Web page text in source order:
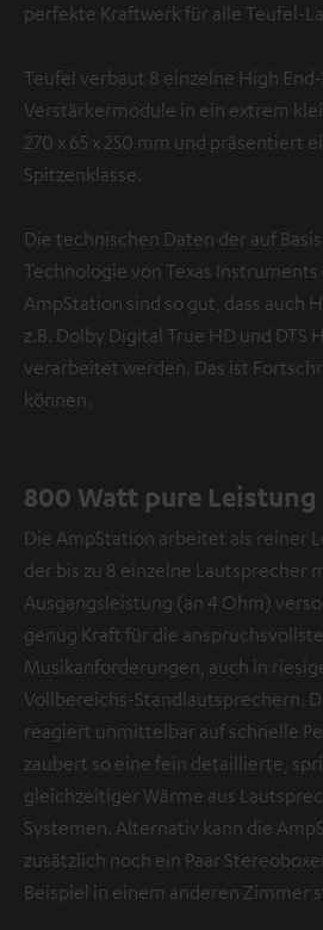
perfekte Kraftwerk für alle Teufel-
Teufel verbaut 8 einzelne High
Verstärkermodule in ein extrem
270 x 65 x 250 mm und präsentiert
Spitzenklasse.
Die technischen Daten der auf
Technologie von Texas
AmpStation sind so gut, dass auch
z.B. Dolby Digital True HD und DTS
verarbeitet werden. Das ist
können.
800 Watt pure Leistung
Die AmpStation arbeitet als reiner
der bis zu 8 einzelne Lautsprecher
Ausgangsleistung (an 4 Ohm)
genug Kraft für die
Musikanforderungen, auch in
Vollbereichs-Standlautsprechern.
reagiert unmittelbar auf schnelle
zaubert so eine fein detaillierte,
gleichzeitiger Wärme aus
Systemen. Alternativ kann die
zusätzlich noch ein Paar
Beispiel in einem anderen Zimmer